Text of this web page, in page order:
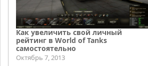
Как увеличить свой личный
рейтинг в World of Tanks
самостоятельно
Октябрь 7, 2013